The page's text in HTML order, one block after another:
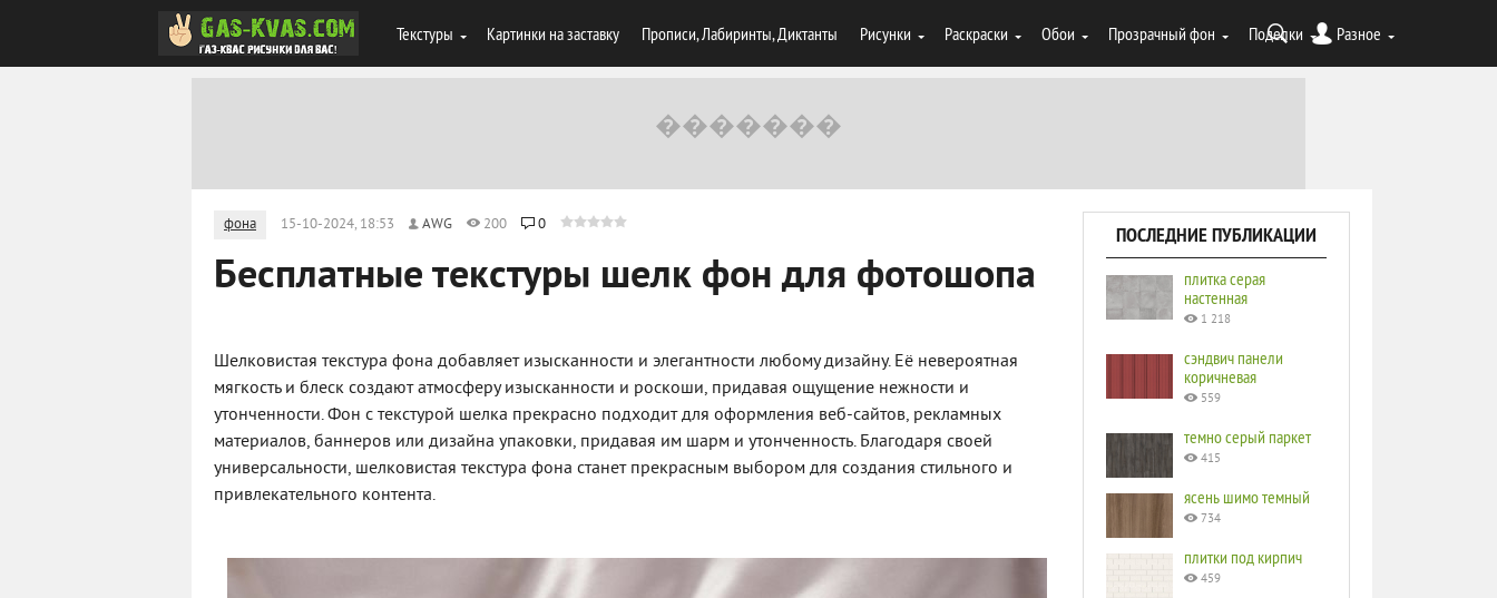
Текстуры Картинки на заставку Прописи, Лабиринты, Диктанты Рисунки Раскраски Обои Прозрачный фон Поделки Разное
фона 15-10-2024, 18:53 AWG 200 0
Бесплатные текстуры шелк фон для фотошопа
Шелковистая текстура фона добавляет изысканности и элегантности любому дизайну. Её невероятная
мягкость и блеск создают атмосферу изысканности и роскоши, придавая ощущение нежности и
утонченности. Фон с текстурой шелка прекрасно подходит для оформления веб-сайтов, рекламных
материалов, баннеров или дизайна упаковки, придавая им шарм и утонченность. Благодаря своей
универсальности, шелковистая текстура фона станет прекрасным выбором для создания стильного и
привлекательного контента.
ПОСЛЕДНИЕ ПУБЛИКАЦИИ
плитка серая
настенная
1 218
сэндвич панели
коричневая
559
темно серый паркет
415
ясень шимо темный
734
плитки под кирпич
459